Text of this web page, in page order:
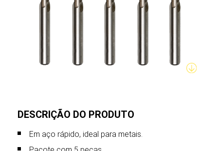
DESCRIÇÃO DO PRODUTO
Em aço rápido, ideal para metais.